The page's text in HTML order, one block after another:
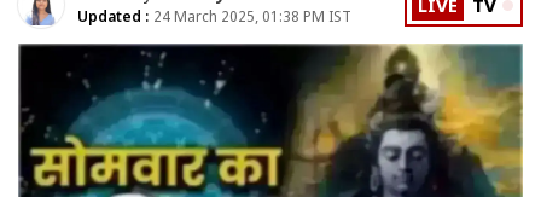
Updated : 24 March 2025, 01:38 PM IST LIVE TV